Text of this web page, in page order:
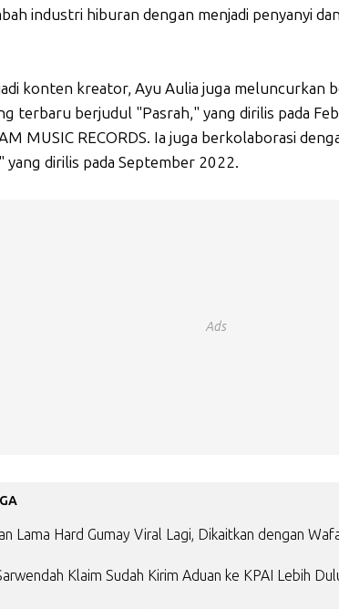
industri hiburan dengan menjadi penyanyi
konten kreator, Ayu Aulia juga meluncurkan
terbaru berjudul "Pasrah," yang dirilis pada
MUSIC RECORDS. Ia juga berkolaborasi
dirilis pada September 2022.
Ads
Lama Hard Gumay Viral Lagi, Dikaitkan dengan
Klaim Sudah Kirim Aduan ke KPAI Lebih